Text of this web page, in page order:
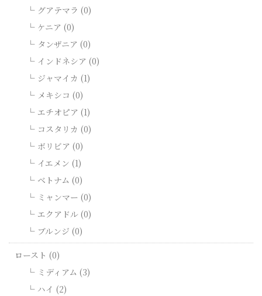
グアテマラ (0)
ケニア (0)
タンザニア (0)
インドネシア (0)
ジャマイカ (1)
メキシコ (0)
エチオピア (1)
コスタリカ (0)
ボリビア (0)
イエメン (1)
ベトナム (0)
ミャンマー (0)
エクアドル (0)
ブルンジ (0)
ロースト (0)
ミディアム (3)
ハイ (2)